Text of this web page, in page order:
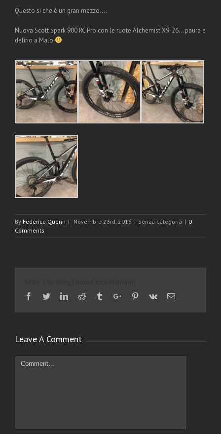
Questo si che è un gran mezzo….
Nuova Scott Spark 900 RC Pro con le ruote Alchemist X9-26… paura e
delirio a Malo
By Federico Querin | Novembre 23rd, 2016 | Senza categoria | 0
Comments
Facebook
TwitterLinkedinReddit TumblrGoogle+Pinterest
Vk Email
Leave A Comment
Comment